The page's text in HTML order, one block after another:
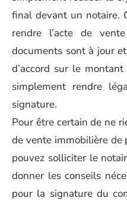
final devant un notaire.
rendre l’acte de
documents sont à jour
d’accord sur le
simplement rendre
signature.
Pour être certain de ne
de vente immobilière de
pouvez solliciter le
donner les conseils
pour la signature du